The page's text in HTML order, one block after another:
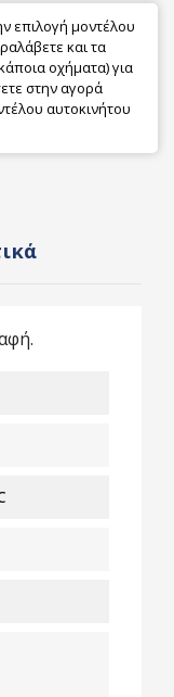
επιλογή μοντέλου
και τα
οχήματα) για
στην αγορά
αυτοκινήτου